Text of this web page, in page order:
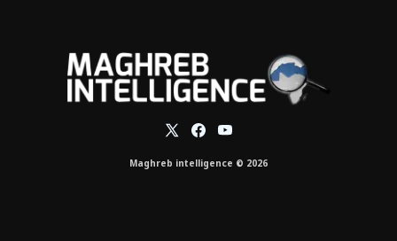
Maghreb intelligence © 2026